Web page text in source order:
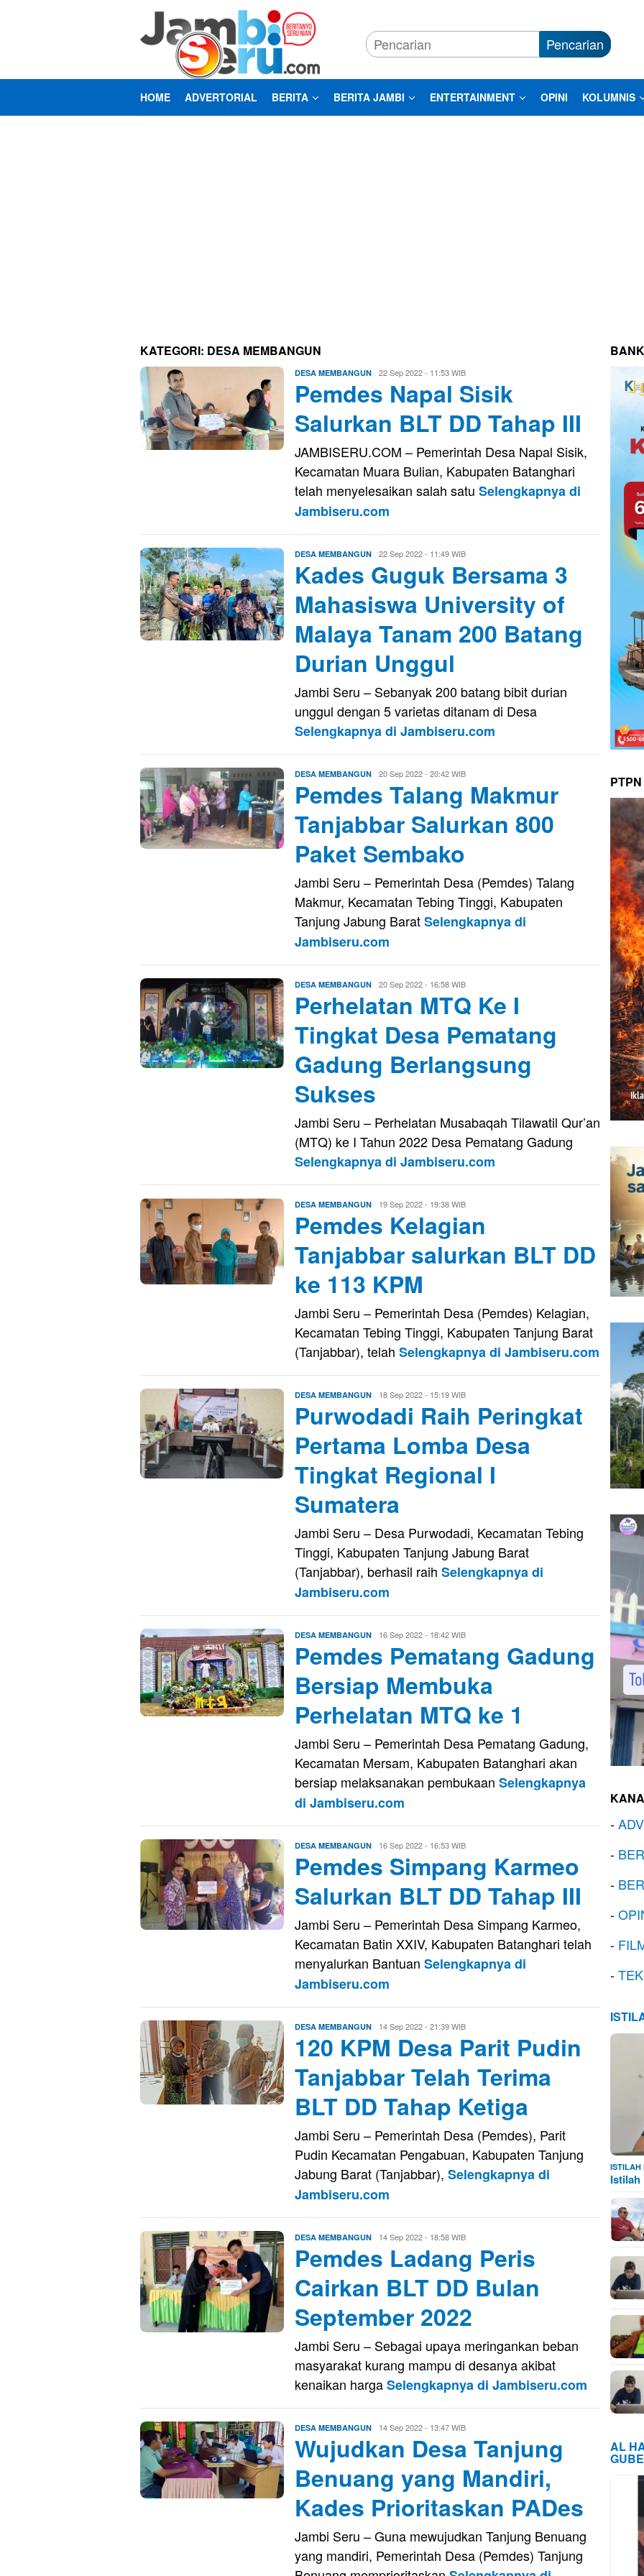
Pencarian
HOME ADVERTORIAL BERITA BERITA JAMBI ENTERTAINMENT OPINI KOLUMNIS
KATEGORI: DESA MEMBANGUN
DESA MEMBANGUN Eri
Saputra
22 Sep 2022 - 11:53 WIB
Pemdes Napal Sisik
Salurkan BLT DD Tahap III
JAMBISERU.COM – Pemerintah Desa Napal Sisik,
Kecamatan Muara Bulian, Kabupaten Batanghari
telah menyelesaikan salah satu Selengkapnya di
Jambiseru.com
DESA MEMBANGUN Eri
Saputra
22 Sep 2022 - 11:49 WIB
Kades Guguk Bersama 3
Mahasiswa University of
Malaya Tanam 200 Batang
Durian Unggul
Jambi Seru – Sebanyak 200 batang bibit durian
unggul dengan 5 varietas ditanam di Desa
Selengkapnya di Jambiseru.com
DESA MEMBANGUN Evo
Kusnady
20 Sep 2022 - 20:42 WIB
Pemdes Talang Makmur
Tanjabbar Salurkan 800
Paket Sembako
Jambi Seru – Pemerintah Desa (Pemdes) Talang
Makmur, Kecamatan Tebing Tinggi, Kabupaten
Tanjung Jabung BaratSelengkapnya di
Jambiseru.com
DESA MEMBANGUN Evo
20 Sep 2022 - 16:58 WIB
Perhelatan MTQ Ke I
Tingkat Desa Pematang
Gadung Berlangsung
Sukses
Jambi Seru – Perhelatan Musabaqah Tilawatil Qur’an
(MTQ) ke I Tahun 2022 Desa Pematang Gadung
Selengkapnya di Jambiseru.com
DESA MEMBANGUN Evo
Kusnady
19 Sep 2022 - 19:38 WIB
Pemdes Kelagian
Tanjabbar salurkan BLT DD
ke 113 KPM
Jambi Seru – Pemerintah Desa (Pemdes) Kelagian,
Kecamatan Tebing Tinggi, Kabupaten Tanjung Barat
(Tanjabbar), telah Selengkapnya di Jambiseru.com
DESA MEMBANGUN Evo
Kusnady
18 Sep 2022 - 15:19 WIB
Purwodadi Raih Peringkat
Pertama Lomba Desa
Tingkat Regional I
Sumatera
Jambi Seru – Desa Purwodadi, Kecamatan Tebing
Tinggi, Kabupaten Tanjung Jabung Barat
(Tanjabbar), berhasil raih Selengkapnya di
Jambiseru.com
DESA MEMBANGUN Evo
Kusnady
16 Sep 2022 - 18:42 WIB
Pemdes Pematang Gadung
Bersiap Membuka
Perhelatan MTQ ke 1
Jambi Seru – Pemerintah Desa Pematang Gadung,
Kecamatan Mersam, Kabupaten Batanghari akan
bersiap melaksanakan pembukaan Selengkapnya
di Jambiseru.com
DESA MEMBANGUN Evo
Kusnady
16 Sep 2022 - 16:53 WIB
Pemdes Simpang Karmeo
Salurkan BLT DD Tahap III
Jambi Seru – Pemerintah Desa Simpang Karmeo,
Kecamatan Batin XXIV, Kabupaten Batanghari telah
menyalurkan Bantuan Selengkapnya di
Jambiseru.com
DESA MEMBANGUN Evo
Kusnady
14 Sep 2022 - 21:39 WIB
120 KPM Desa Parit Pudin
Tanjabbar Telah Terima
BLT DD Tahap Ketiga
Jambi Seru – Pemerintah Desa (Pemdes), Parit
Pudin Kecamatan Pengabuan, Kabupaten Tanjung
Jabung Barat (Tanjabbar), Selengkapnya di
Jambiseru.com
DESA MEMBANGUN Evo
Kusnady
14 Sep 2022 - 18:58 WIB
Pemdes Ladang Peris
Cairkan BLT DD Bulan
September 2022
Jambi Seru – Sebagai upaya meringankan beban
masyarakat kurang mampu di desanya akibat
kenaikan hargaSelengkapnya di Jambiseru.com
DESA MEMBANGUN Eri14 Sep 2022 - 13:47 WIB
Wujudkan Desa Tanjung
Benuang yang Mandiri,
Kades Prioritaskan PADes
Jambi Seru – Guna mewujudkan Tanjung Benuang
yang mandiri, Pemerintah Desa (Pemdes) Tanjung
-
-
-
-
-
-
ISTILAH
Istilah
AL